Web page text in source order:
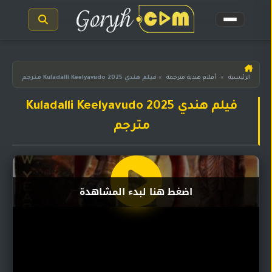
الرئيسية
هندية
مدبلجة
الرئيسية » أفلام هندية مترجمة » فيلم هندي Kuladalli Keelyavudo 2025 مترجم
فيلم هندي Kuladalli Keelyavudo 2025
مترجم
اضغط هنا لبدء المشاهدة